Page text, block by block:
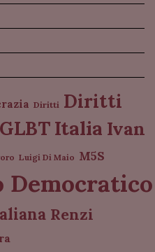
Diritti Diritti
GLBT Italia Ivan
Luigi Di Maio M5S
Democratico
Renzi